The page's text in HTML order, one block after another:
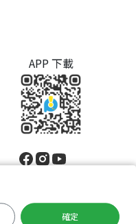
APP 下載
中文
確定